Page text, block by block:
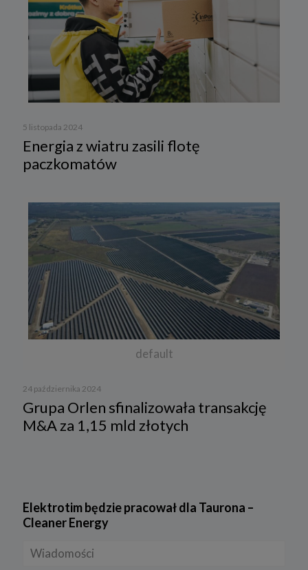
5 listopada 2024
Energia z wiatru zasili flotę
paczkomatów
default
24 października 2024
Grupa Orlen sfinalizowała transakcję
M&A za 1,15 mld złotych
Elektrotim będzie pracował dla Taurona –
Cleaner Energy
Wiadomości